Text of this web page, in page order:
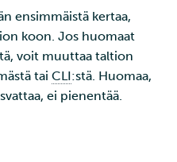
Suuri läpäisykyky
Interaktiivinen käyttö
Suorituskyvyn
Orkestrointi Heat-
Ray - Koneoppimisen
sovelluskehys pilveen
CI/CD Rahtissa
Mukautetut
verkkotunnukset ja
tiedonsiirto
pienten tiedostojen
tehokkaaseen siirtoon
Wgetin käyttö datan
lataamiseen
ensimmäistä kertaa,
koon. Jos huomaat
voit muuttaa taltion
tai CLI:stä. Huomaa,
ei pienentää.